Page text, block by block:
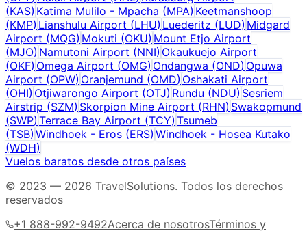
(KAS) Katima Mulilo - Mpacha (MPA) Keetmanshoop
(KMP) Lianshulu Airport (LHU) Luederitz (LUD) Midgard
Airport (MQG) Mokuti (OKU) Mount Etjo Airport
(MJO) Namutoni Airport (NNI) Okaukuejo Airport
(OKF) Omega Airport (OMG) Ondangwa (OND) Opuwa
Airport (OPW) Oranjemund (OMD) Oshakati Airport
(OHI) Otjiwarongo Airport (OTJ) Rundu (NDU) Sesriem
Airstrip (SZM) Skorpion Mine Airport (RHN) Swakopmund
(SWP) Terrace Bay Airport (TCY) Tsumeb
(TSB) Windhoek - Eros (ERS) Windhoek - Hosea Kutako
(WDH)
Vuelos baratos desde otros países
© 2023 — 2026 TravelSolutions. Todos los derechos
reservados
+1 888-992-9492Acerca de nosotrosTérminos y